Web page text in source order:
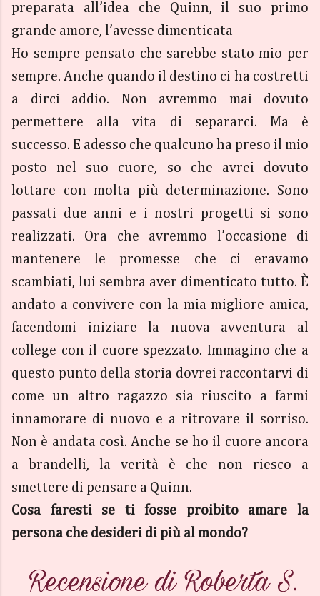
preparata all’idea che Quinn, il suo primo
grande amore, l’avesse dimenticata
Ho sempre pensato che sarebbe stato mio per
sempre. Anche quando il destino ci ha costretti
a dirci addio. Non avremmo mai dovuto
permettere alla vita di separarci. Ma è
successo. E adesso che qualcuno ha preso il mio
posto nel suo cuore, so che avrei dovuto
lottare con molta più determinazione. Sono
passati due anni e i nostri progetti si sono
realizzati. Ora che avremmo l’occasione di
mantenere le promesse che ci eravamo
scambiati, lui sembra aver dimenticato tutto. È
andato a convivere con la mia migliore amica,
facendomi iniziare la nuova avventura al
college con il cuore spezzato. Immagino che a
questo punto della storia dovrei raccontarvi di
come un altro ragazzo sia riuscito a farmi
innamorare di nuovo e a ritrovare il sorriso.
Non è andata così. Anche se ho il cuore ancora
a brandelli, la verità è che non riesco a
smettere di pensare a Quinn.
Cosa faresti se ti fosse proibito amare la
persona che desideri di più al mondo?